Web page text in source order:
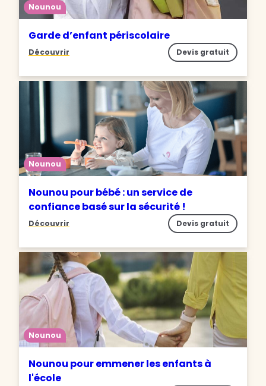
Nounou
Garde d’enfant périscolaire
Découvrir Devis gratuit
Nounou
Nounou pour bébé : un service de
confiance basé sur la sécurité !
Découvrir Devis gratuit
Nounou
Nounou pour emmener les enfants à
l'école